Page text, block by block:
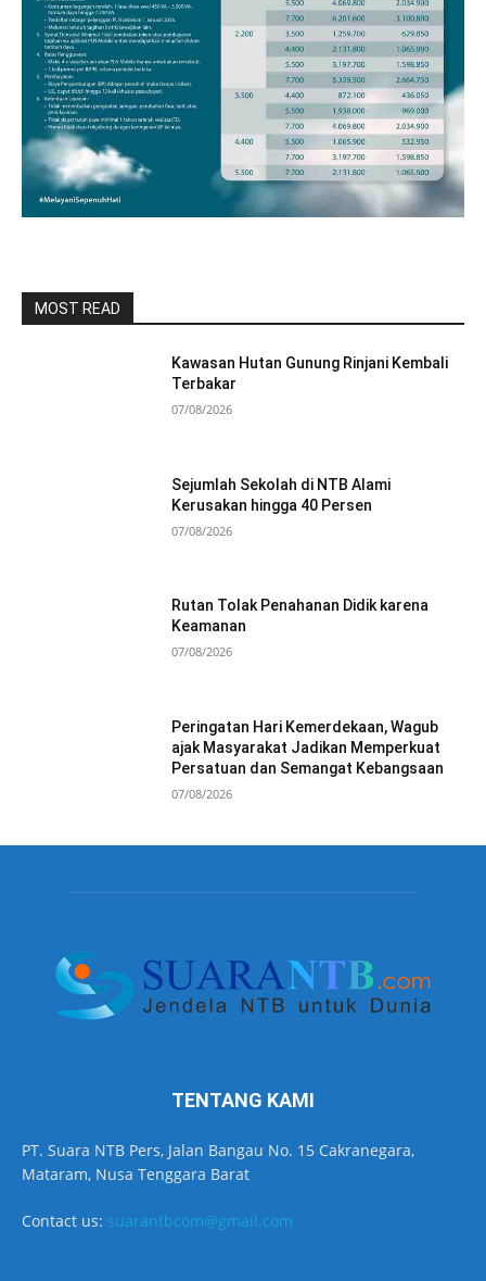
MOST READ
Kawasan Hutan Gunung Rinjani Kembali
Terbakar
07/08/2026
Sejumlah Sekolah di NTB Alami
Kerusakan hingga 40 Persen
07/08/2026
Rutan Tolak Penahanan Didik karena
Keamanan
07/08/2026
Peringatan Hari Kemerdekaan, Wagub
ajak Masyarakat Jadikan Memperkuat
Persatuan dan Semangat Kebangsaan
07/08/2026
TENTANG KAMI
PT. Suara NTB Pers, Jalan Bangau No. 15 Cakranegara,
Mataram, Nusa Tenggara Barat
Contact us: suarantbcom@gmail.com